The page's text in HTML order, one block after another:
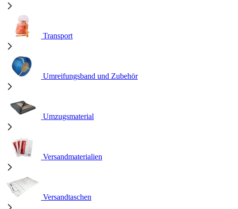
Transport
Umreifungsband und Zubehör
Umzugsmaterial
Versandmaterialien
Versandtaschen